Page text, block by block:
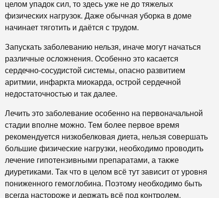
целом упадок сил, то здесь уже не до тяжелых
физических нагрузок. Даже обычная уборка в доме
начинает тяготить и даётся с трудом.
Запускать заболеванию нельзя, иначе могут начаться
различные осложнения. Особенно это касается
сердечно-сосудистой системы, опасно развитием
аритмии, инфаркта миокарда, острой сердечной
недостаточностью и так далее.
Лечить это заболевание особенно на первоначальной
стадии вполне можно. Тем более первое время
рекомендуется низкобелковая диета, нельзя совершать
большие физические нагрузки, необходимо проводить
лечение гипотензивными препаратами, а также
диуретиками. Так что в целом всё тут зависит от уровня
пониженного гемоглобина. Поэтому необходимо быть
всегда настороже и держать всё под контролем.